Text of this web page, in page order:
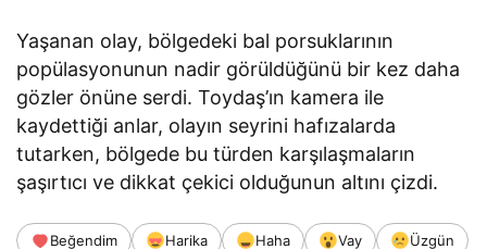
Yaşanan olay, bölgedeki bal porsuklarının
popülasyonunun nadir görüldüğünü bir kez daha
gözler önüne serdi. Toydaş’ın kamera ile
kaydettiği anlar, olayın seyrini hafızalarda
tutarken, bölgede bu türden karşılaşmaların
şaşırtıcı ve dikkat çekici olduğunun altını çizdi.
Beğendim Harika Haha Vay
Üzgün